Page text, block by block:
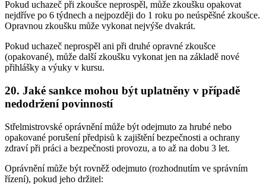
Pokud uchazeč při zkoušce neprospěl, může zkoušku opakovat
nejdříve po 6 týdnech a nejpozději do 1 roku po neúspěšné zkoušce.
Opravnou zkoušku může vykonat nejvýše dvakrát.
Pokud uchazeč neprospěl ani při druhé opravné zkoušce
(opakované), může další zkoušku vykonat jen na základě nové
přihlášky a výuky v kursu.
20. Jaké sankce mohou být uplatněny v případě
nedodržení povinností
Střelmistrovské oprávnění může být odejmuto za hrubé nebo
opakované porušení předpisů k zajištění bezpečnosti a ochrany
zdraví při práci a bezpečnosti provozu, a to až na dobu 3 let.
Oprávnění může být rovněž odejmuto (rozhodnutím ve správním
řízení), pokud jeho držitel: